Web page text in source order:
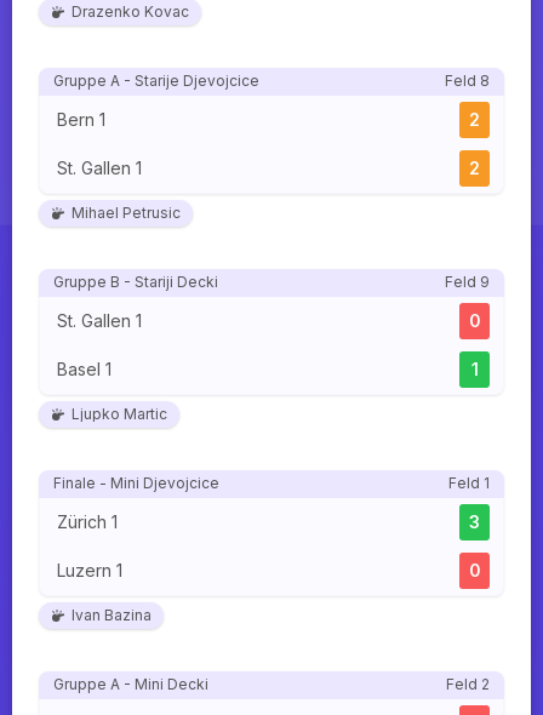
Drazenko Kovac
Gruppe A - Starije Djevojcice Feld 8
Bern 1 2
St. Gallen 1 2
Mihael Petrusic
Gruppe B - Stariji Decki Feld 9
St. Gallen 1 0
Basel 1 1
Ljupko Martic
Finale - Mini Djevojcice Feld 1
Zürich 1 3
Luzern 1 0
Ivan Bazina
Gruppe A - Mini Decki Feld 2